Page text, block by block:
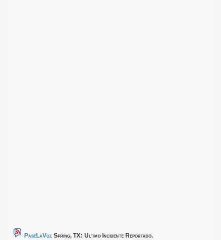
PaseLaVoz Spring, TX: Ultimo Incidente Reportado.